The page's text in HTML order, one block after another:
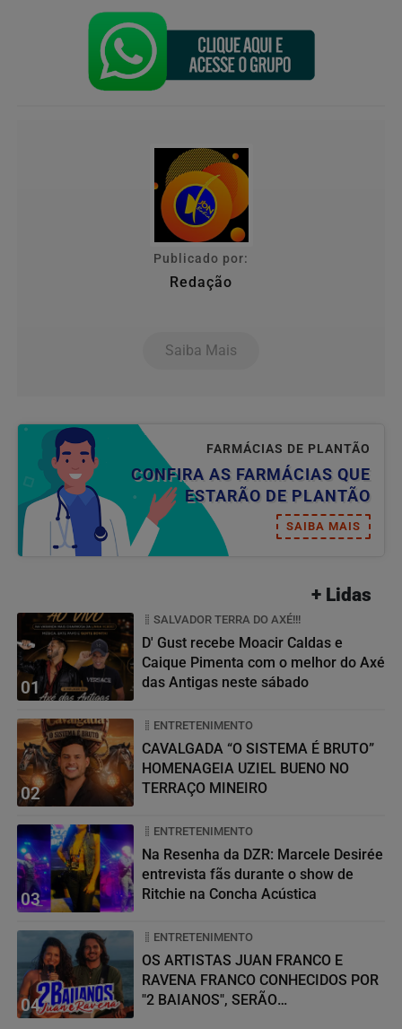
Publicado por:
Redação
Saiba Mais
FARMÁCIAS DE PLANTÃO
CONFIRA AS FARMÁCIAS QUE
ESTARÃO DE PLANTÃO
SAIBA MAIS
+ Lidas
01
SALVADOR TERRA DO AXÉ!!!
D' Gust recebe Moacir Caldas e
Caique Pimenta com o melhor do Axé
das Antigas neste sábado
02
ENTRETENIMENTO
CAVALGADA “O SISTEMA É BRUTO”
HOMENAGEIA UZIEL BUENO NO
TERRAÇO MINEIRO
03
ENTRETENIMENTO
Na Resenha da DZR: Marcele Desirée
entrevista fãs durante o show de
Ritchie na Concha Acústica
04
ENTRETENIMENTO
OS ARTISTAS JUAN FRANCO E
RAVENA FRANCO CONHECIDOS POR
"2 BAIANOS", SERÃO